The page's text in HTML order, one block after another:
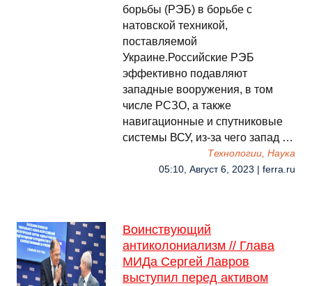
борьбы (РЭБ) в борьбе с
натовской техникой,
поставляемой
Украине.Российские РЭБ
эффективно подавляют
западные вооружения, в том
числе РСЗО, а также
навигационные и спутниковые
системы ВСУ, из-за чего запад …
Технологии, Наука
05:10, Август 6, 2023 | ferra.ru
Воинствующий
антиколониализм // Глава
МИДа Сергей Лавров
выступил перед активом